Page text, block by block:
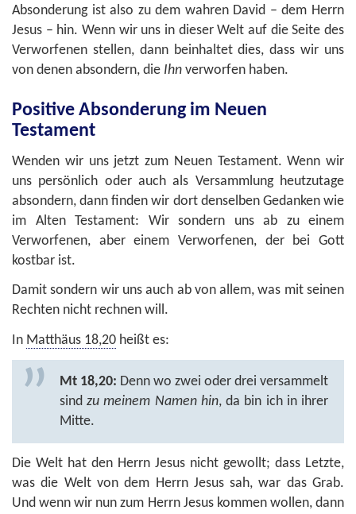
Absonderung ist also zu dem wahren David – dem Herrn
Jesus – hin. Wenn wir uns in dieser Welt auf die Seite des
Verworfenen stellen, dann beinhaltet dies, dass wir uns
von denen absondern, die Ihn verworfen haben.
Positive Absonderung im Neuen
Testament
Wenden wir uns jetzt zum Neuen Testament. Wenn wir
uns persönlich oder auch als Versammlung heutzutage
absondern, dann finden wir dort denselben Gedanken wie
im Alten Testament: Wir sondern uns ab zu einem
Verworfenen, aber einem Verworfenen, der bei Gott
kostbar ist.
Damit sondern wir uns auch ab von allem, was mit seinen
Rechten nicht rechnen will.
In Matthäus 18,20 heißt es:
Mt 18,20: Denn wo zwei oder drei versammelt
sindzu meinem Namen hin, da bin ich in ihrer
Mitte.
Die Welt hat den Herrn Jesus nicht gewollt; dass Letzte,
was die Welt von dem Herrn Jesus sah, war das Grab.
Und wenn wir nun zum Herrn Jesus kommen wollen, dann